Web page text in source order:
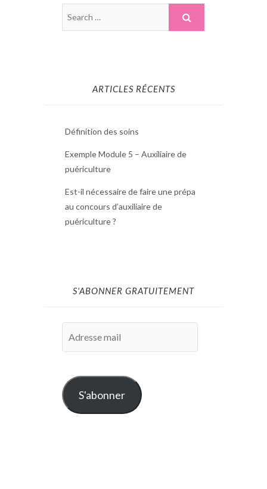
ARTICLES RÉCENTS
Définition des soins
Exemple Module 5 – Auxiliaire de
puériculture
Est-il nécessaire de faire une prépa
au concours d’auxiliaire de
puériculture ?
S'ABONNER GRATUITEMENT
S'abonner